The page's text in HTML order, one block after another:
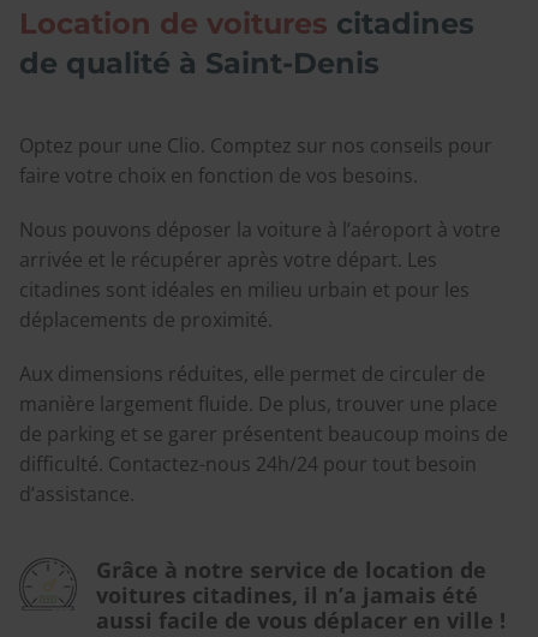
Location de voitures citadines
de qualité à Saint-Denis
Optez pour une Clio. Comptez sur nos conseils pour
faire votre choix en fonction de vos besoins.
Nous pouvons déposer la voiture à l’aéroport à votre
arrivée et le récupérer après votre départ. Les
citadines sont idéales en milieu urbain et pour les
déplacements de proximité.
Aux dimensions réduites, elle permet de circuler de
manière largement fluide. De plus, trouver une place
de parking et se garer présentent beaucoup moins de
difficulté. Contactez-nous 24h/24 pour tout besoin
d’assistance.
Grâce à notre service de location de
voitures citadines, il n’a jamais été
aussi facile de vous déplacer en ville !